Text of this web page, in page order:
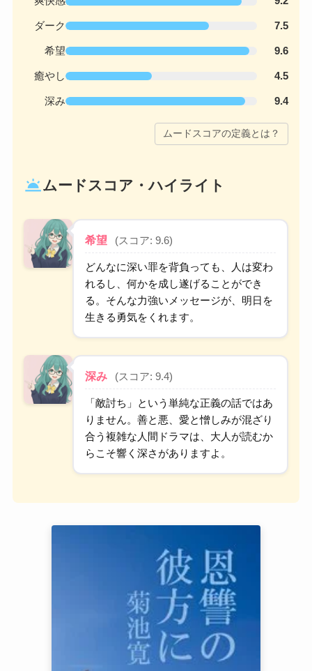
ダーク 7.5
希望 9.6
癒やし 4.5
深み 9.4
ムードスコアの定義とは？
wb_twilightムードスコア・ハイライト
希望 (スコア: 9.6)
どんなに深い罪を背負っても、人は変わ
れるし、何かを成し遂げることができ
る。そんな力強いメッセージが、明日を
生きる勇気をくれます。
深み (スコア: 9.4)
「敵討ち」という単純な正義の話ではあ
りません。善と悪、愛と憎しみが混ざり
合う複雑な人間ドラマは、大人が読むか
らこそ響く深さがありますよ。